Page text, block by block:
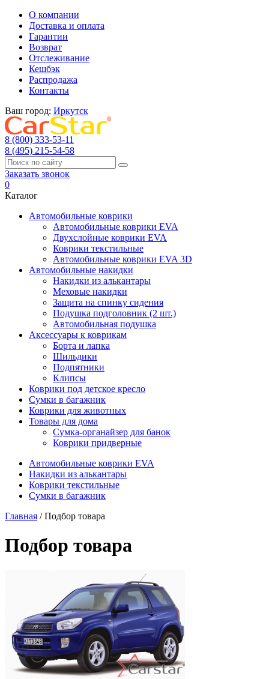
О компании
Доставка и оплата
Гарантии
Возврат
Отслеживание
Кешбэк
Распродажа
Контакты
Ваш город: Иркутск
8 (800) 333-53-11
8 (495) 215-54-58
Заказать звонок
0
Каталог
Автомобильные коврики
Автомобильные коврики EVA
Двухслойные коврики EVA
Коврики текстильные
Автомобильные коврики EVA 3D
Автомобильные накидки
Накидки из алькантары
Меховые накидки
Защита на спинку сидения
Подушка подголовник (2 шт.)
Автомобильная подушка
Аксессуары к коврикам
Борта и лапка
Шильдики
Подпятники
Клипсы
Коврики под детское кресло
Сумки в багажник
Коврики для животных
Товары для дома
Сумка-органайзер для банок
Коврики придверные
Автомобильные коврики EVA
Накидки из алькантары
Коврики текстильные
Сумки в багажник
Главная / Подбор товара
Подбор товара